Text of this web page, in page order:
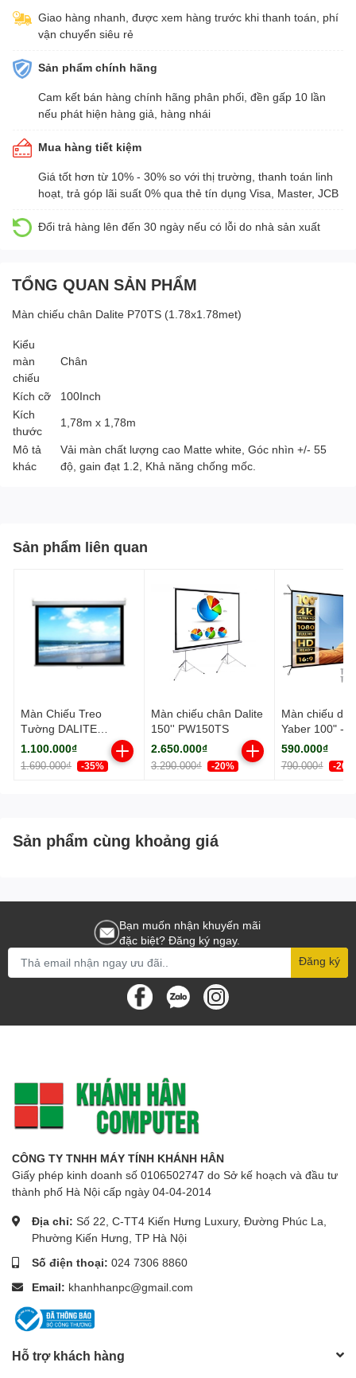
Giao hàng nhanh, được xem hàng trước khi thanh toán, phí
vận chuyển siêu rẻ
Sản phẩm chính hãng
Cam kết bán hàng chính hãng phân phối, đền gấp 10 lần
nếu phát hiện hàng giả, hàng nhái
Mua hàng tiết kiệm
Giá tốt hơn từ 10% - 30% so với thị trường, thanh toán linh
hoạt, trả góp lãi suất 0% qua thẻ tín dụng Visa, Master, JCB
Đổi trả hàng lên đến 30 ngày nếu có lỗi do nhà sản xuất
TỔNG QUAN SẢN PHẨM
Màn chiếu chân Dalite P70TS (1.78x1.78met)
Kiểu
màn
chiếu
Chân
Kích cỡ
100Inch
Kích
thước
1,78m x 1,78m
Mô tả
khác
Vải màn chất lượng cao Matte white, Góc nhìn +/- 55
độ, gain đạt 1.2, Khả năng chống mốc.
Sản phẩm liên quan
Màn Chiếu Treo
Tường DALITE
PW96WS 120" inch tỉ
lệ 4:3
1.100.000₫
1.690.000₫ -35%
Màn chiếu chân Dalite
150'' PW150TS
2.650.000₫
3.290.000₫ -20%
Màn chiếu du
Yaber 100" -
sung hoàn
máy chiếu
590.000₫
790.000₫ -26%
Sản phẩm cùng khoảng giá
Bạn muốn nhận khuyến mãi
đặc biệt? Đăng ký ngay.
Đăng ký
CÔNG TY TNHH MÁY TÍNH KHÁNH HÂN
Giấy phép kinh doanh số 0106502747 do Sở kế hoạch và đầu tư
thành phố Hà Nội cấp ngày 04-04-2014
Địa chỉ: Số 22, C-TT4 Kiến Hưng Luxury, Đường Phúc La,
Phường Kiến Hưng, TP Hà Nội
Số điện thoại: 024 7306 8860
Email: khanhhanpc@gmail.com
Hỗ trợ khách hàng